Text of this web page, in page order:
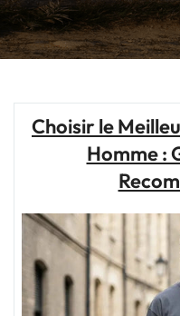
Choisir le
Homme :